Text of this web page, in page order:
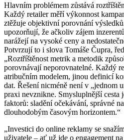
Hlavním problémem zůstává
Každý retailer měří výkonnost
ztěžuje objektivní porovnání
upozorňují, že ačkoliv zájem
narážejí na vysoké ceny a
Potvrzují to i slova Tomáše Čupra,
„Roztříštěnost metrik a metodik
porovnávají neporovnatelné. Každý
atribučním modelem, jinou definicí
dat. Řešení nicméně není v „jednom
praxi nevznikne. Smysluplnější cesta
faktorů: sladění očekávání, správné
dlouhodobým časovým horizontem.“
„Investici do online reklamy se
uživatele – ať už jde o engagement